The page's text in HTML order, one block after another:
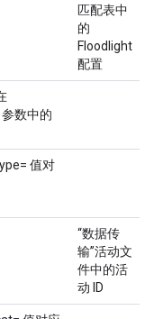
匹配表中
的
Floodlight
配置
数中的
值对
“数据传
输”活动文
件中的活
动 ID